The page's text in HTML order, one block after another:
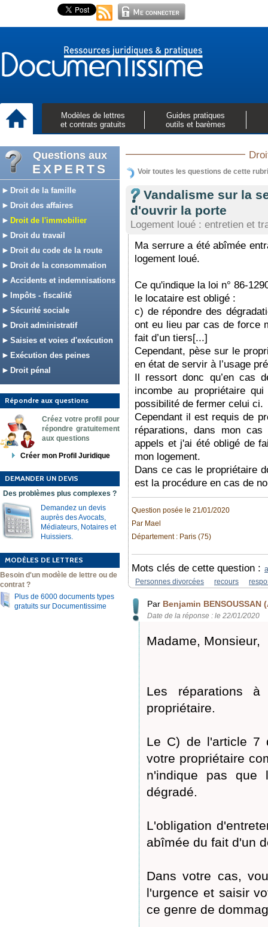
Modèles de lettres
et contrats gratuits
Guides pratiques
outils et barèmes
Questions aux
EXPERTS
Droit de la famille
Droit des affaires
Droit de l'immobilier
Droit du travail
Droit du code de la route
Droit de la consommation
Accidents et indemnisations
Impôts - fiscalité
Sécurité sociale
Droit administratif
Saisies et voies d'exécution
Exécution des peines
Droit pénal
Répondre aux questions
Créez votre profil pour
répondre gratuitement
aux questions
Créer mon Profil Juridique
DEMANDER UN DEVIS
Des problèmes plus complexes ?
Demandez un devis
auprès des Avocats,
Médiateurs, Notaires et
Huissiers.
MODÈLES DE LETTRES
Besoin d'un modèle de lettre ou de
contrat ?
Plus de 6000 documents types
gratuits sur Documentissime
Voir toutes les questions de cette
Vandalisme sur la
d'ouvrir la porte
Logement loué : entretien et
Ma serrure a été abîmée
logement loué.
Ce qu'indique la loi n° 86-
le locataire est obligé :
c) de répondre des
ont eu lieu par cas de force
fait d’un tiers[...]
Cependant, pèse sur le
en état de servir à l’usage
Il ressort donc qu’en cas
incombe au propriétaire
possibilité de fermer celui ci.
Cependant il est requis de
réparations, dans mon
appels et j'ai été obligé de
mon logement.
Dans ce cas le propriétaire
est la procédure en cas de
Question posée le 21/01/2020
Par Mael
Département : Paris (75)
Mots clés de cette question :
Personnes divorcées
recours
Par Benjamin BENSOUSSAN
Date de la réponse : le 22/01/2020
Madame, Monsieur,
Les réparations
propriétaire.
Le C) de l'article 7
votre propriétaire
n'indique pas que
dégradé.
L'obligation
abîmée du fait d'un
Dans votre cas,
l'urgence et saisir
ce genre de